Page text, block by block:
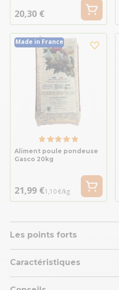
20,30 €
Made in France
Aliment poule pondeuse
Gasco 20kg
21,99 €1,10 €/kg
Les points forts
Caractéristiques